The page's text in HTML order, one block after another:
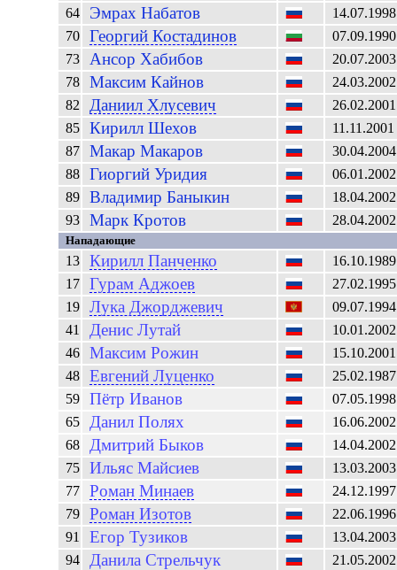
64
Эмрах Набатов
14.07.1998
70
Георгий Костадинов
07.09.1990
73
Ансор Хабибов
20.07.2003
78
Максим Кайнов
24.03.2002
82
Даниил Хлусевич
26.02.2001
85
Кирилл Шехов
11.11.2001
87
Макар Макаров
30.04.2004
88
Гиоргий Уридия
06.01.2002
89
Владимир Баныкин
18.04.2002
93
Марк Кротов 28.04.2002
Нападающие
13 Кирилл Панченко
16.10.1989
17
Гурам Аджоев
27.02.1995
19
Лука Джорджевич
09.07.1994
41
Денис Лутай
10.01.2002
46
Максим Рожин
15.10.2001
48
Евгений Луценко
25.02.1987
59
Пётр Иванов
07.05.1998
65
Данил Полях
16.06.2002
68
Дмитрий Быков
14.04.2002
75
Ильяс Майсиев
13.03.2003
77
Роман Минаев
24.12.1997
79
Роман Изотов
22.06.1996
91
Егор Тузиков
13.04.2003
94
Данила Стрельчук
21.05.2002